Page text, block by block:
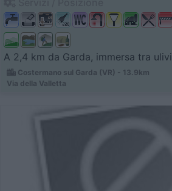
A 2,4 km da Garda, immersa tra
Costermano sul Garda (VR) - 13.9km
Via della Valletta